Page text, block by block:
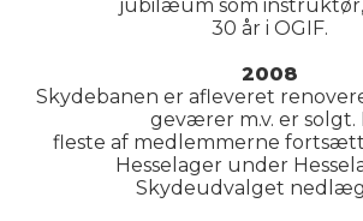
jubilæum som
30 år i OGIF.
2008
Skydebanen er afleveret
geværer m.v. er solgt.
fleste af medlemmerne
Hesselager under
Skydeudvalget